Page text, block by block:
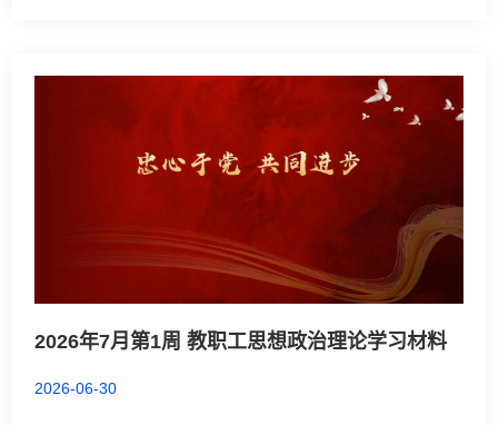
2026年7月第1周 教职工思想政治理论学习材料
2026-06-30